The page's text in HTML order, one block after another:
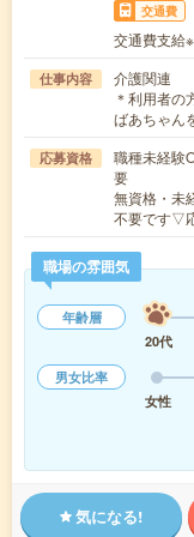
交通費
交通費支給
仕事内容
介護関連
＊利用者の
ばあちゃん
応募資格
職種未経験
要
無資格・未
不要です▽
職場の雰囲気
年齢層
20代
男女比率
女性
気になる!